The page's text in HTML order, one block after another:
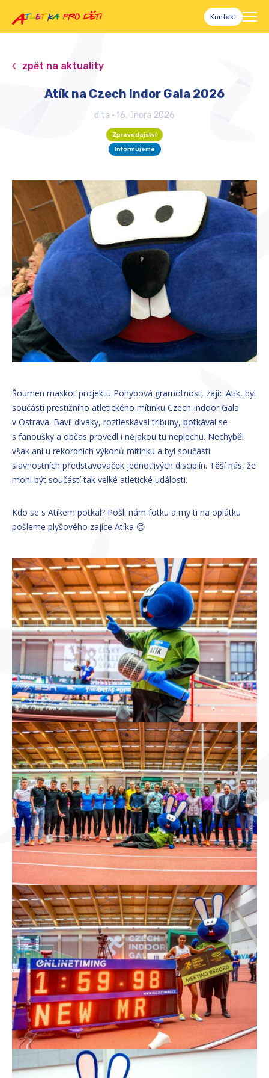
Kontakt
zpět na aktuality
Atík na Czech Indor Gala 2026
dita • 16. února 2026
Zpravodajství
Informujeme
Šoumen maskot projektu Pohybová gramotnost, zajíc Atík, byl
součástí prestižního atletického mítinku Czech Indoor Gala
v Ostrava. Bavil diváky, roztleskával tribuny, potkával se
s fanoušky a občas provedl i nějakou tu neplechu. Nechyběl
však ani u rekordních výkonů mítinku a byl součástí
slavnostních představovaček jednotlivých disciplín. Těší nás, že
mohl být součástí tak velké atletické události.
Kdo se s Atíkem potkal? Pošli nám fotku a my ti na oplátku
pošleme plyšového zajíce Atíka 😊